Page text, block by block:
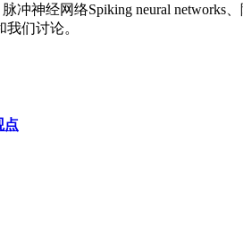
神经网络Spiking neural networks、
们讨论。
点